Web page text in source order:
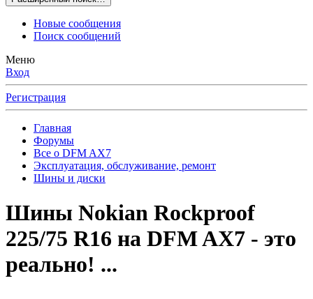
Новые сообщения
Поиск сообщений
Меню
Вход
Регистрация
Главная
Форумы
Все о DFM AX7
Эксплуатация, обслуживание, ремонт
Шины и диски
Шины Nokian Rockproof
225/75 R16 на DFM AX7 - это
реально! ...